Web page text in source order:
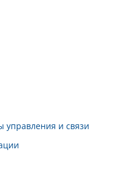
управления и связи